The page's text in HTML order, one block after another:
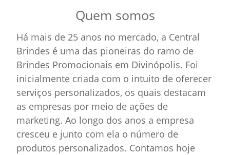
Quem somos
Há mais de 25 anos no mercado, a Central
Brindes é uma das pioneiras do ramo de
Brindes Promocionais em Divinópolis. Foi
inicialmente criada com o intuito de oferecer
serviços personalizados, os quais destacam
as empresas por meio de ações de
marketing. Ao longo dos anos a empresa
cresceu e junto com ela o número de
produtos personalizados. Contamos hoje